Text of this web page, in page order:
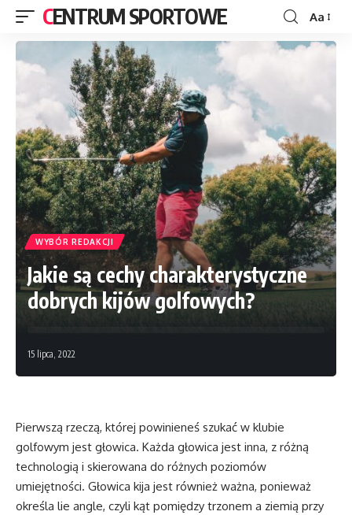
CENTRUM SPORTOWE Aa
WYBÓR REDAKCJI
Jakie są cechy charakterystyczne
dobrych kijów golfowych?
15 lipca, 2022
Pierwszą rzeczą, której powinieneś szukać w klubie
golfowym jest głowica. Każda głowica jest inna, z różną
technologią i skierowana do różnych poziomów
umiejętności. Głowica kija jest również ważna, ponieważ
określa lie angle, czyli kąt pomiędzy trzonem a ziemią przy